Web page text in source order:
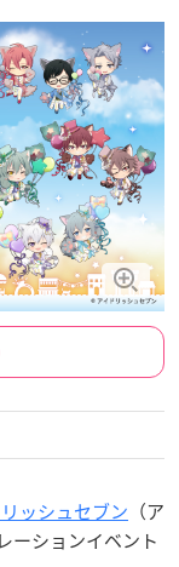
ッシュセブン （ア
ーションイベント